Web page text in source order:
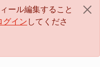
ール編集すること
グイン してくださ